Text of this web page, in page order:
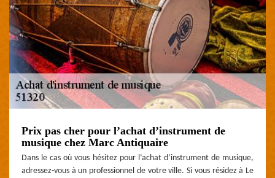
Prix pas cher pour l’achat d’instrument de
musique chez Marc Antiquaire
Dans le cas où vous hésitez pour l’achat d’instrument de musique,
adressez-vous à un professionnel de votre ville. Si vous résidez à Le